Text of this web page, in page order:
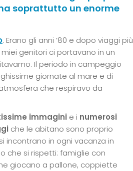
soprattutto un enorme
. Erano gli anni ’80 e dopo viaggi più
genitori ci portavano in un
Il periodo in campeggio
giornate al mare e di
che respiravo da
immagini e i numerosi
che le abitano sono proprio
incontrano in ogni vacanza in
che si rispetti: famiglie con
giocano a pallone, coppiette